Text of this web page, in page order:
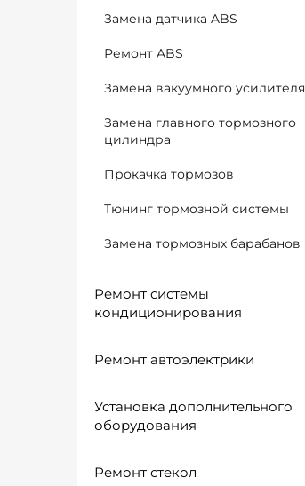
Замена датчика ABS
Ремонт ABS
Замена вакуумного усилителя
Замена главного тормозного
цилиндра
Прокачка тормозов
Тюнинг тормозной системы
Замена тормозных барабанов
Ремонт системы
кондиционирования
Ремонт автоэлектрики
Установка дополнительного
оборудования
Ремонт стекол